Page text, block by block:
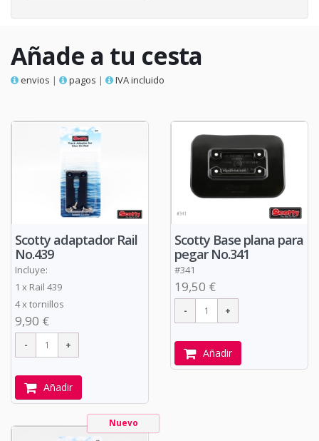
Añade a tu cesta
envios | pagos | IVA incluido
Scotty adaptador Rail
No.439
Incluye:
1 x Rail 439
4 x tornillos
9,90 €
Añadir
Scotty Base plana para
pegar No.341
#341
19,50 €
Añadir
Nuevo